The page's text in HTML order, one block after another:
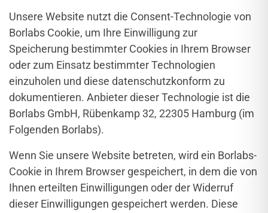
Unsere Website nutzt die Consent-Technologie von
Borlabs Cookie, um Ihre Einwilligung zur
Speicherung bestimmter Cookies in Ihrem Browser
oder zum Einsatz bestimmter Technologien
einzuholen und diese datenschutzkonform zu
dokumentieren. Anbieter dieser Technologie ist die
Borlabs GmbH, Rübenkamp 32, 22305 Hamburg (im
Folgenden Borlabs).
Wenn Sie unsere Website betreten, wird ein Borlabs-
Cookie in Ihrem Browser gespeichert, in dem die von
Ihnen erteilten Einwilligungen oder der Widerruf
dieser Einwilligungen gespeichert werden. Diese